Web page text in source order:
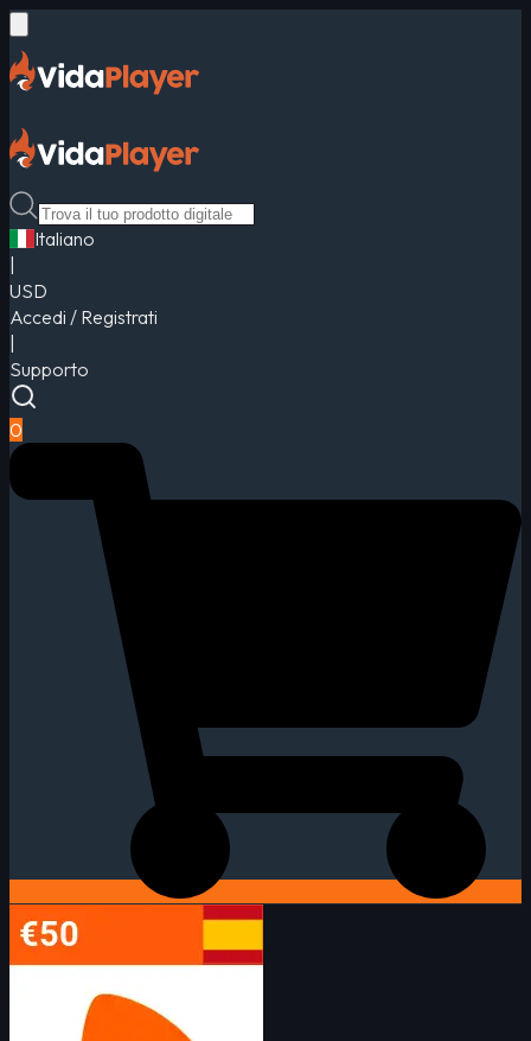
Italiano
USD
Accedi / Registrati
Supporto
0